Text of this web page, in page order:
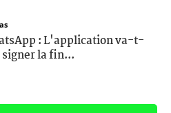
: L'application va-t-
la fin...